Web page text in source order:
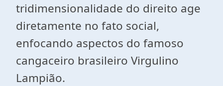
tridimensionalidade do direito age
diretamente no fato social,
enfocando aspectos do famoso
cangaceiro brasileiro Virgulino
Lampião.